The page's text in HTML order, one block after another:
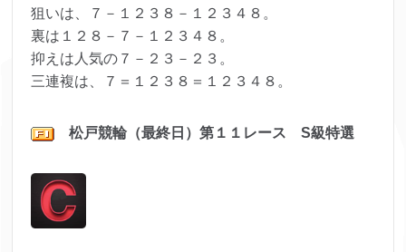
狙いは、７－１２３８－１２３４８。
裏は１２８－７－１２３４８。
抑えは人気の７－２３－２３。
三連複は、７＝１２３８＝１２３４８。
松戸競輪（最終日）第１１レース S級特選